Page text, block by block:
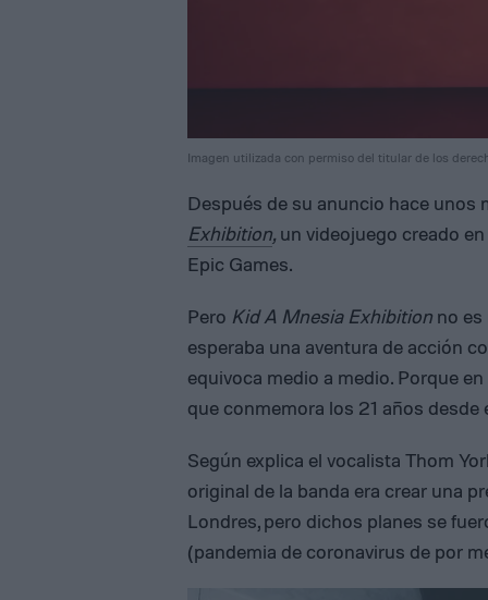
Imagen utilizada con permiso del titular de los
Después de su anuncio hace unos
Exhibition, un videojuego creado
Epic Games.
Pero Kid A Mnesia Exhibition no
esperaba una aventura de acción
equivoca medio a medio. Porque
que conmemora los 21 años
Según explica el vocalista Thom
original de la banda era crear una
Londres, pero dichos planes se
(pandemia de coronavirus de por